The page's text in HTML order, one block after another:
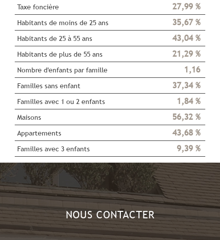
Taxe foncière 27,99 %
Habitants de moins de 25 ans 35,67 %
Habitants de 25 à 55 ans 43,04 %
Habitants de plus de 55 ans 21,29 %
Nombre d'enfants par famille 1,16
Familles sans enfant 37,34 %
Familles avec 1 ou 2 enfants 1,84 %
Maisons 56,32 %
Appartements 43,68 %
Familles avec 3 enfants 9,39 %
NOUS CONTACTER